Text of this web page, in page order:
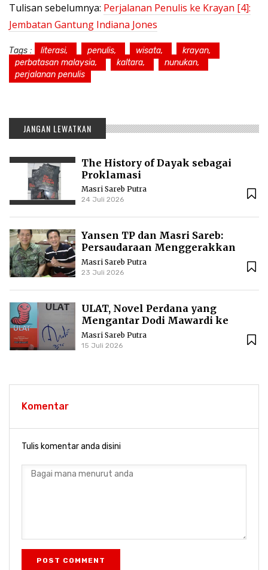
Tulisan sebelumnya: Perjalanan Penulis ke Krayan [4]:
Jembatan Gantung Indiana Jones
Tags : literasi, penulis, wisata,
krayan,
perbatasan malaysia,
kaltara,
nunukan,
perjalanan penulis
JANGAN LEWATKAN
The History of Dayak sebagai
Proklamasi
Masri Sareb Putra
24 Juli 2026
Yansen TP dan Masri Sareb:
Persaudaraan Menggerakkan
Literasi Borneo
Masri Sareb Putra
23 Juli 2026
ULAT, Novel Perdana yang
Mengantar Dodi Mawardi ke
Puncak Karier Kepenulisan
Masri Sareb Putra
15 Juli 2026
Komentar
Tulis komentar anda disini
POST COMMENT